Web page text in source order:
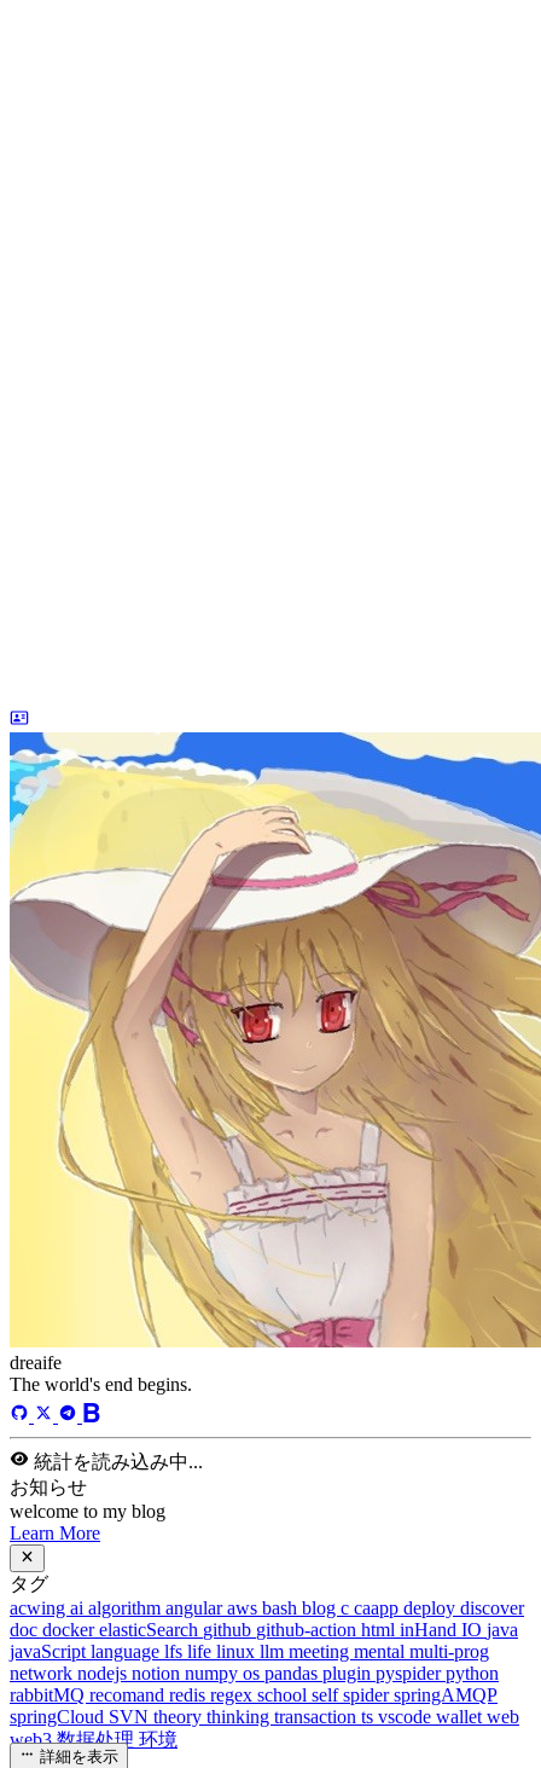
dreaife
The world's end begins.
統計を読み込み中...
お知らせ
welcome to my blog
Learn More
タグ
acwing ai algorithm angularaws bash blog c caapp deploy discover
doc dockerelasticSearch github github-action html inHand IO java
javaScript language lfs life linux llm meeting mental multi-prog
network nodejs notion numpy os pandas plugin pyspiderpython
rabbitMQ recomand redis regex school selfspiderspringAMQP
springCloud SVN theory thinking transaction ts vscode wallet web
web3数据处理 环境
詳細を表示